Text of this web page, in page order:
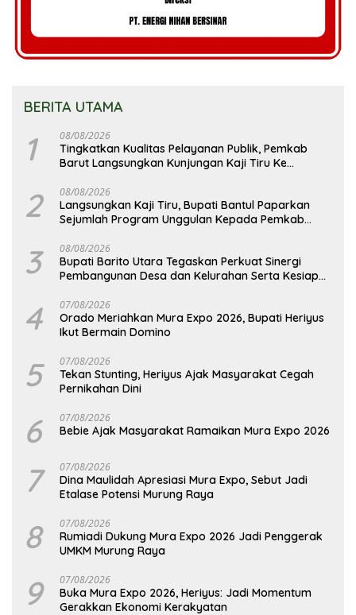
BERITA UTAMA
1 08/08/2026
Tingkatkan Kualitas Pelayanan Publik, Pemkab
Barut Langsungkan Kunjungan Kaji Tiru Ke
2 08/08/2026
Langsungkan Kaji Tiru, Bupati Bantul Paparkan
Sejumlah Program Unggulan Kepada Pemkab
3 08/08/2026
Bupati Barito Utara Tegaskan Perkuat Sinergi
Pembangunan Desa dan Kelurahan Serta Kesiapan
4 07/08/2026
Orado Meriahkan Mura Expo 2026, Bupati Heriyus
Ikut Bermain Domino
5 07/08/2026
Tekan Stunting, Heriyus Ajak Masyarakat Cegah
Pernikahan Dini
6 07/08/2026
Bebie Ajak Masyarakat Ramaikan Mura Expo 2026
7 07/08/2026
Dina Maulidah Apresiasi Mura Expo, Sebut Jadi
Etalase Potensi Murung Raya
8 07/08/2026
Rumiadi Dukung Mura Expo 2026 Jadi Penggerak
UMKM Murung Raya
9 07/08/2026
Buka Mura Expo 2026, Heriyus: Jadi Momentum
Gerakkan Ekonomi Kerakyatan